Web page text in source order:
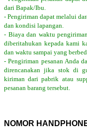
dari Bapak/Ibu.
- Pengiriman dapat melalui
dan kondisi lapangan.
- Biaya dan waktu
diberitahukan kepada kami
dan waktu sampai yang
- Pengiriman pesanan Anda
direncanakan jika stok di
kiriman dari pabrik atau
pesanan barang tersebut.
NOMOR